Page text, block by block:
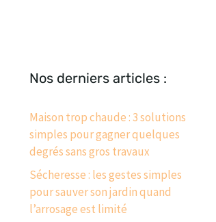
Nos derniers articles :
Maison trop chaude : 3 solutions
simples pour gagner quelques
degrés sans gros travaux
Sécheresse : les gestes simples
pour sauver son jardin quand
l’arrosage est limité